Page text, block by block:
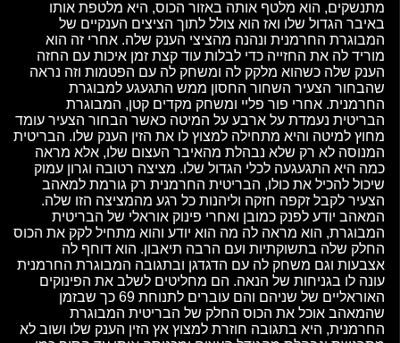
מתנשקים, הוא מלטף אותה באזור הכוס, היא מלטפת אותו
באיבר הגדול שלו ואז הוא צולל לתוך הציצים הענקיים של
המבוגרת החרמנית ונהנה מהציצי הענק שלה. אחרי זה הוא
מוריד לה את החזייה כדי לבלות עוד קצת זמן איכות עם החזה
הענק שלה כשהוא מלקק לה ומשחק לה עם הפטמות וזה נראה
שהבחור הצעיר השחור החסון ממש התגעגע למבוגרת
החרמנית. אחרי פור פליי ומשחק מקדים קטן, המבוגרת
הבריטית נעמדת על ארבע על המיטה כאשר הבחור הצעיר עומד
מחוץ למיטה והיא מתחילה למצוץ לו את הזין הענק שלו. הבריטית
המנוסה לא רק שלא נבהלת מהאיבר העצום שלו, אלא מראה
כמה היא התגעגעה לכלי הגדול שלו. מציצה רטובה וגרון עמוק
שיכול להכיל את כולו, הבריטית החרמנית רק גורמת למאהב
הצעיר לקבל זקפה חזקה וליהנות כל רגע מהמציצה הזו שלה.
המאהב יודע לפנק כמובן ואחרי פינוק אוראלי של הבריטית
המבוגרת, הוא מראה לה מה הוא יודע והוא מתחיל לקק את הכוס
החלק שלה בתשוקתיות ועם הרבה תיאבון. הוא דוחף לה
אצבעות וגם משחק לה עם הדגדגן ובתגובה המבוגרת החרמנית
עונה לו בגניחות של הנאה. הם מחליטים לשלב את הפינוקים
האוראליים של שניהם והם עוברים לתנוחת 69 כך שבזמן
שהמאהב אוכל את הכוס החלק של הבריטית המבוגרת
החרמנית, היא בתגובה חוזרת למצוץ אץ הזין הענק שלו ושוב לא